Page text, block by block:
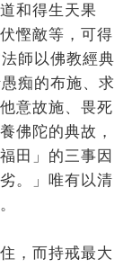
和得生天果
慳敵等，可得
師以佛教經典
痴的布施、求
意故施、畏死
佛陀的典故，
田」的三事因
。」唯有以清
，而持戒最大